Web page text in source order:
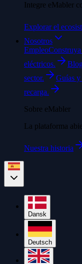
Integre eMabler
Explorar el
Nosotros
Empleo
eléctricos.
sector.
Guías
recarga.
Sobre eMabler
La plataforma
Nuestra historia
Dansk
Deutsch